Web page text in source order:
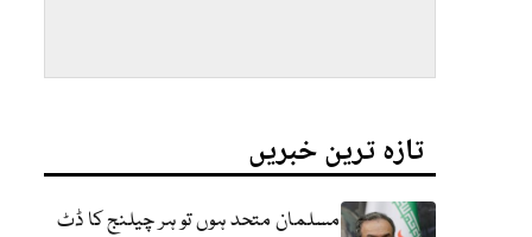
تازہ ترین خبریں
مسلمان متحد ہوں تو ہر چیلنج کا ڈٹ